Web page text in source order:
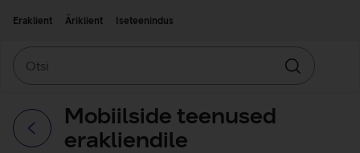
Eraklient
Äriklient Iseteenindus
Otsin
Tagasi
Mobiilside teenused
erakliendile